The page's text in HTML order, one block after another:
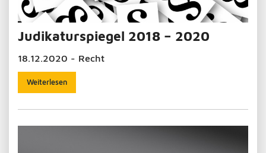
Judikaturspiegel 2018 – 2020
18.12.2020 - Recht
Weiterlesen